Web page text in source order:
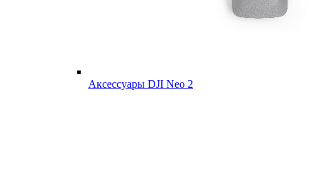
Аксессуары DJI Neo 2